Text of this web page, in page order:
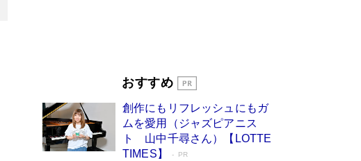
らも文庫化 映画化された直木賞受賞作もランク
皇室はなぜ世界から尊敬されているのか？ 「天
皇陛下はお元気でおられるか」がサウジ国王の第
一声になる理由
Book Bang
おすすめ
創作にもリフレッシュにもガ
ムを愛用（ジャズピアニス
ト 山中千尋さん）【LOTTE
TIMES】
PR